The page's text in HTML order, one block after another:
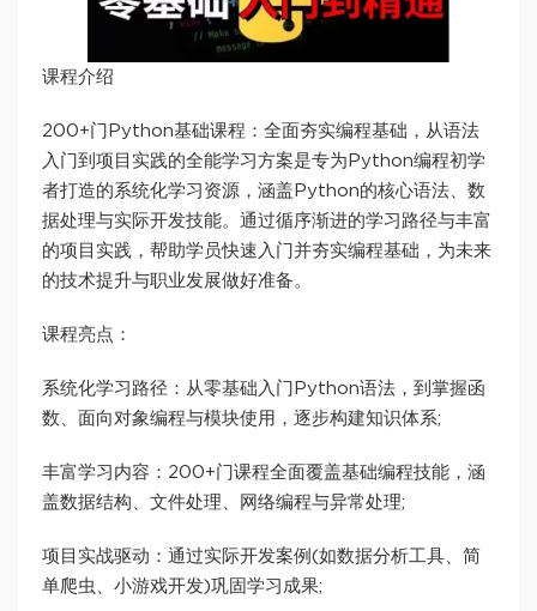
课程介绍
200+门Python基础课程：全面夯实编程基础，从语法
入门到项目实践的全能学习方案是专为Python编程初学
者打造的系统化学习资源，涵盖Python的核心语法、数
据处理与实际开发技能。通过循序渐进的学习路径与丰富
的项目实践，帮助学员快速入门并夯实编程基础，为未来
的技术提升与职业发展做好准备。
课程亮点：
系统化学习路径：从零基础入门Python语法，到掌握函
数、面向对象编程与模块使用，逐步构建知识体系;
丰富学习内容：200+门课程全面覆盖基础编程技能，涵
盖数据结构、文件处理、网络编程与异常处理;
项目实战驱动：通过实际开发案例(如数据分析工具、简
单爬虫、小游戏开发)巩固学习成果;